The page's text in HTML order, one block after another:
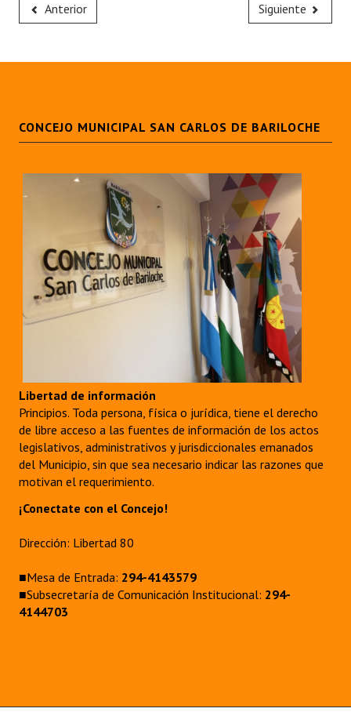
Anterior Siguiente
CONCEJO MUNICIPAL SAN CARLOS DE BARILOCHE
Libertad de información
Principios. Toda persona, física o jurídica, tiene el derecho
de libre acceso a las fuentes de información de los actos
legislativos, administrativos y jurisdiccionales emanados
del Municipio, sin que sea necesario indicar las razones que
motivan el requerimiento.
¡Conectate con el Concejo!
Dirección: Libertad 80
■Mesa de Entrada: 294-4143579
■Subsecretaría de Comunicación Institucional: 294-
4144703